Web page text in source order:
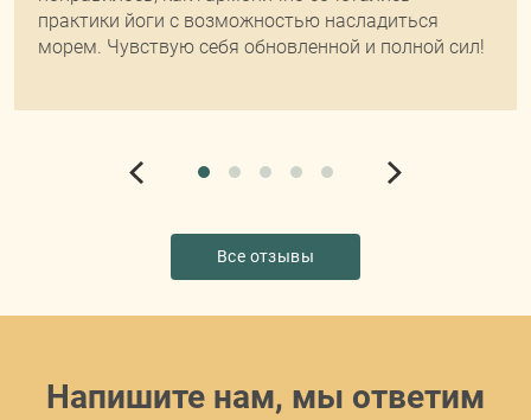
практики йоги с возможностью насладиться
морем. Чувствую себя обновленной и полной сил!
Все отзывы
Напишите нам, мы ответим